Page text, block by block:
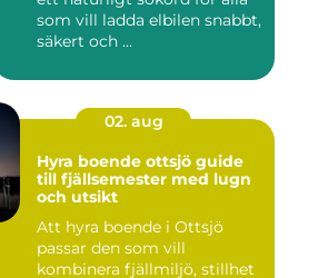
som vill ladda elbilen snabbt,
säkert och ...
02. aug
Hyra boende ottsjö guide
till fjällsemester med lugn
och utsikt
Att hyra boende i Ottsjö
passar den som vill
kombinera fjällmiljö, stillhet